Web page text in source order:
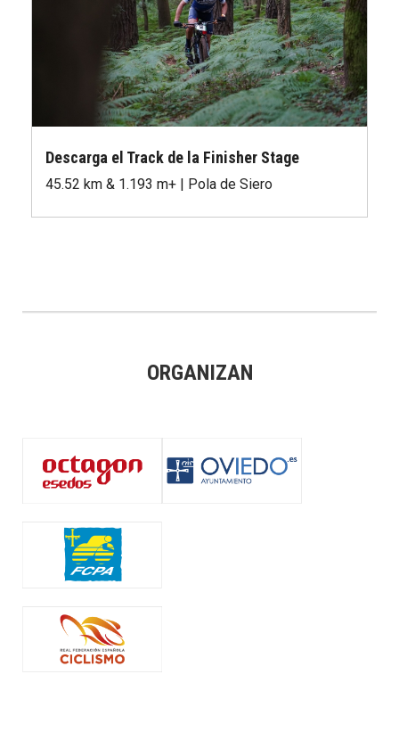
Descarga el Track de la Finisher Stage
45.52 km & 1.193 m+ | Pola de Siero
ORGANIZAN